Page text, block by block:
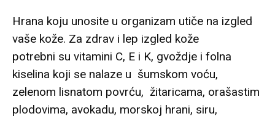
Hrana koju unosite u organizam utiče na izgled
vaše kože. Za zdrav i lep izgled kože
potrebni su vitamini C, E i K, gvoždje i folna
kiselina koji se nalaze u šumskom voću,
zelenom lisnatom povrću, žitaricama, orašastim
plodovima, avokadu, morskoj hrani, siru,